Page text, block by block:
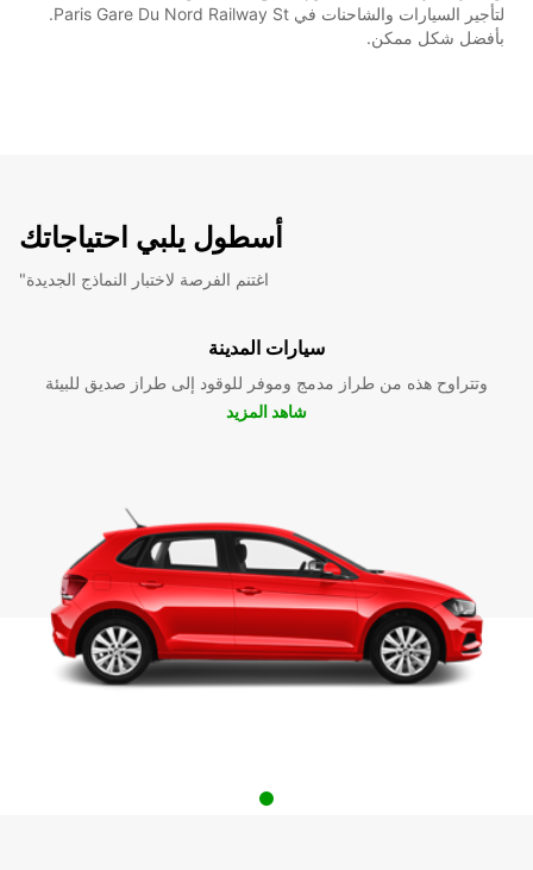
لتأجير السيارات والشاحنات في Paris Gare Du Nord Railway St.
بأفضل شكل ممكن.
أسطول يلبي احتياجاتك
"اغتنم الفرصة لاختبار النماذج الجديدة
سيارات المدينة
وتتراوح هذه من طراز مدمج وموفر للوقود إلى طراز صديق للبيئة
شاهد المزيد